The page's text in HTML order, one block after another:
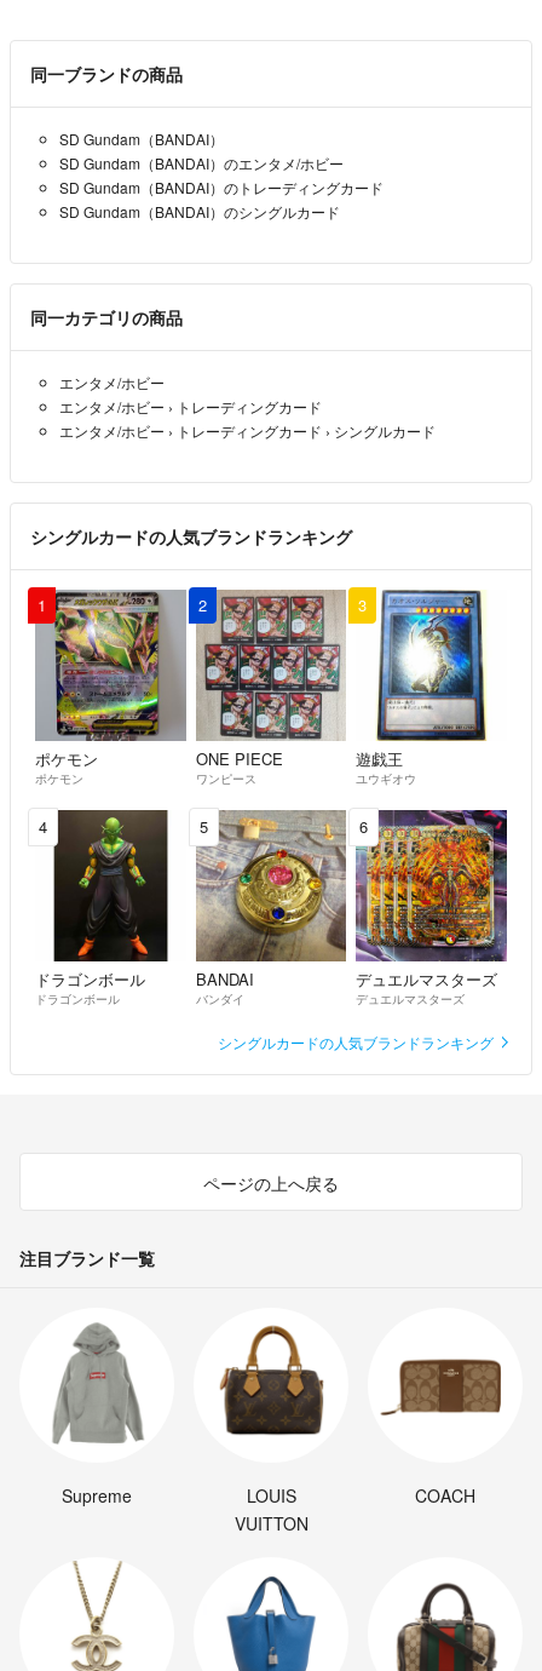
同一ブランドの商品
SD Gundam（BANDAI）
SD Gundam（BANDAI）のエンタメ/ホビー
SD Gundam（BANDAI）のトレーディングカード
SD Gundam（BANDAI）のシングルカード
同一カテゴリの商品
エンタメ/ホビー
エンタメ/ホビー › トレーディングカード
エンタメ/ホビー › トレーディングカード › シングルカード
シングルカードの人気ブランドランキング
1
ポケモン
ポケモン
2
ONE PIECE
ワンピース
3
遊戯王
ユウギオウ
4
ドラゴンボール
ドラゴンボール
5
BANDAI
バンダイ
6
デュエルマスターズ
デュエルマスターズ
シングルカードの人気ブランドランキング
ページの上へ戻る
注目ブランド一覧
Supreme
LOUIS
VUITTON
COACH